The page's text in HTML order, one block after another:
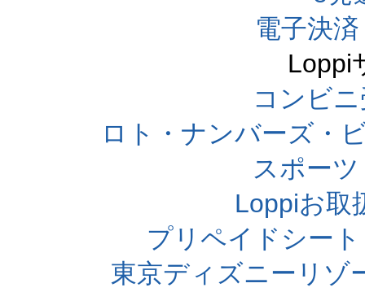
電子決
Loppi
コンビ
ロト・ナンバーズ・
スポー
Loppiお取
プリペイドシー
東京ディズニーリゾ